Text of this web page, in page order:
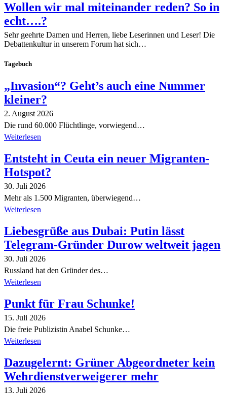
Wollen wir mal miteinander reden? So in
echt….?
Sehr geehrte Damen und Herren, liebe Leserinnen und Leser! Die
Debattenkultur in unserem Forum hat sich…
Tagebuch
„Invasion“? Geht’s auch eine Nummer
kleiner?
2. August 2026
Die rund 60.000 Flüchtlinge, vorwiegend…
Weiterlesen
Entsteht in Ceuta ein neuer Migranten-
Hotspot?
30. Juli 2026
Mehr als 1.500 Migranten, überwiegend…
Weiterlesen
Liebesgrüße aus Dubai: Putin lässt
Telegram-Gründer Durow weltweit jagen
30. Juli 2026
Russland hat den Gründer des…
Weiterlesen
Punkt für Frau Schunke!
15. Juli 2026
Die freie Publizistin Anabel Schunke…
Weiterlesen
Dazugelernt: Grüner Abgeordneter kein
Wehrdienstverweigerer mehr
13. Juli 2026